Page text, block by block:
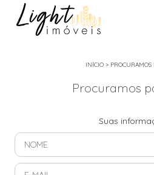
INÍCIO > PROCURAMOS
Procuramos
Suas